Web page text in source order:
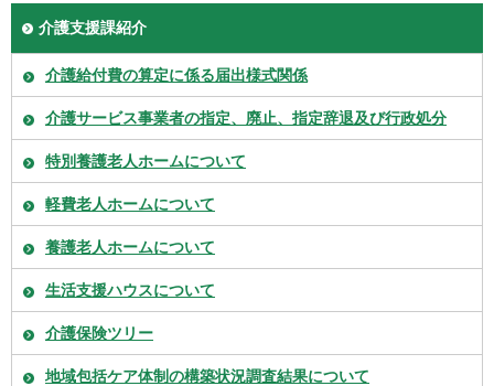
介護支援課紹介
介護給付費の算定に係る届出様式関係
介護サービス事業者の指定、廃止、指定辞退及び行政処分
特別養護老人ホームについて
軽費老人ホームについて
養護老人ホームについて
生活支援ハウスについて
介護保険ツリー
地域包括ケア体制の構築状況調査結果について